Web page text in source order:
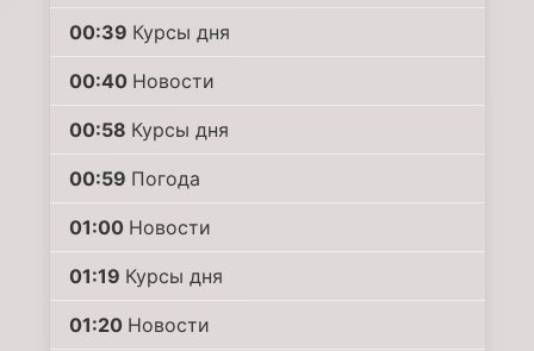
00:39 Курсы дня
00:40 Новости
00:58 Курсы дня
00:59 Погода
01:00 Новости
01:19 Курсы дня
01:20 Новости